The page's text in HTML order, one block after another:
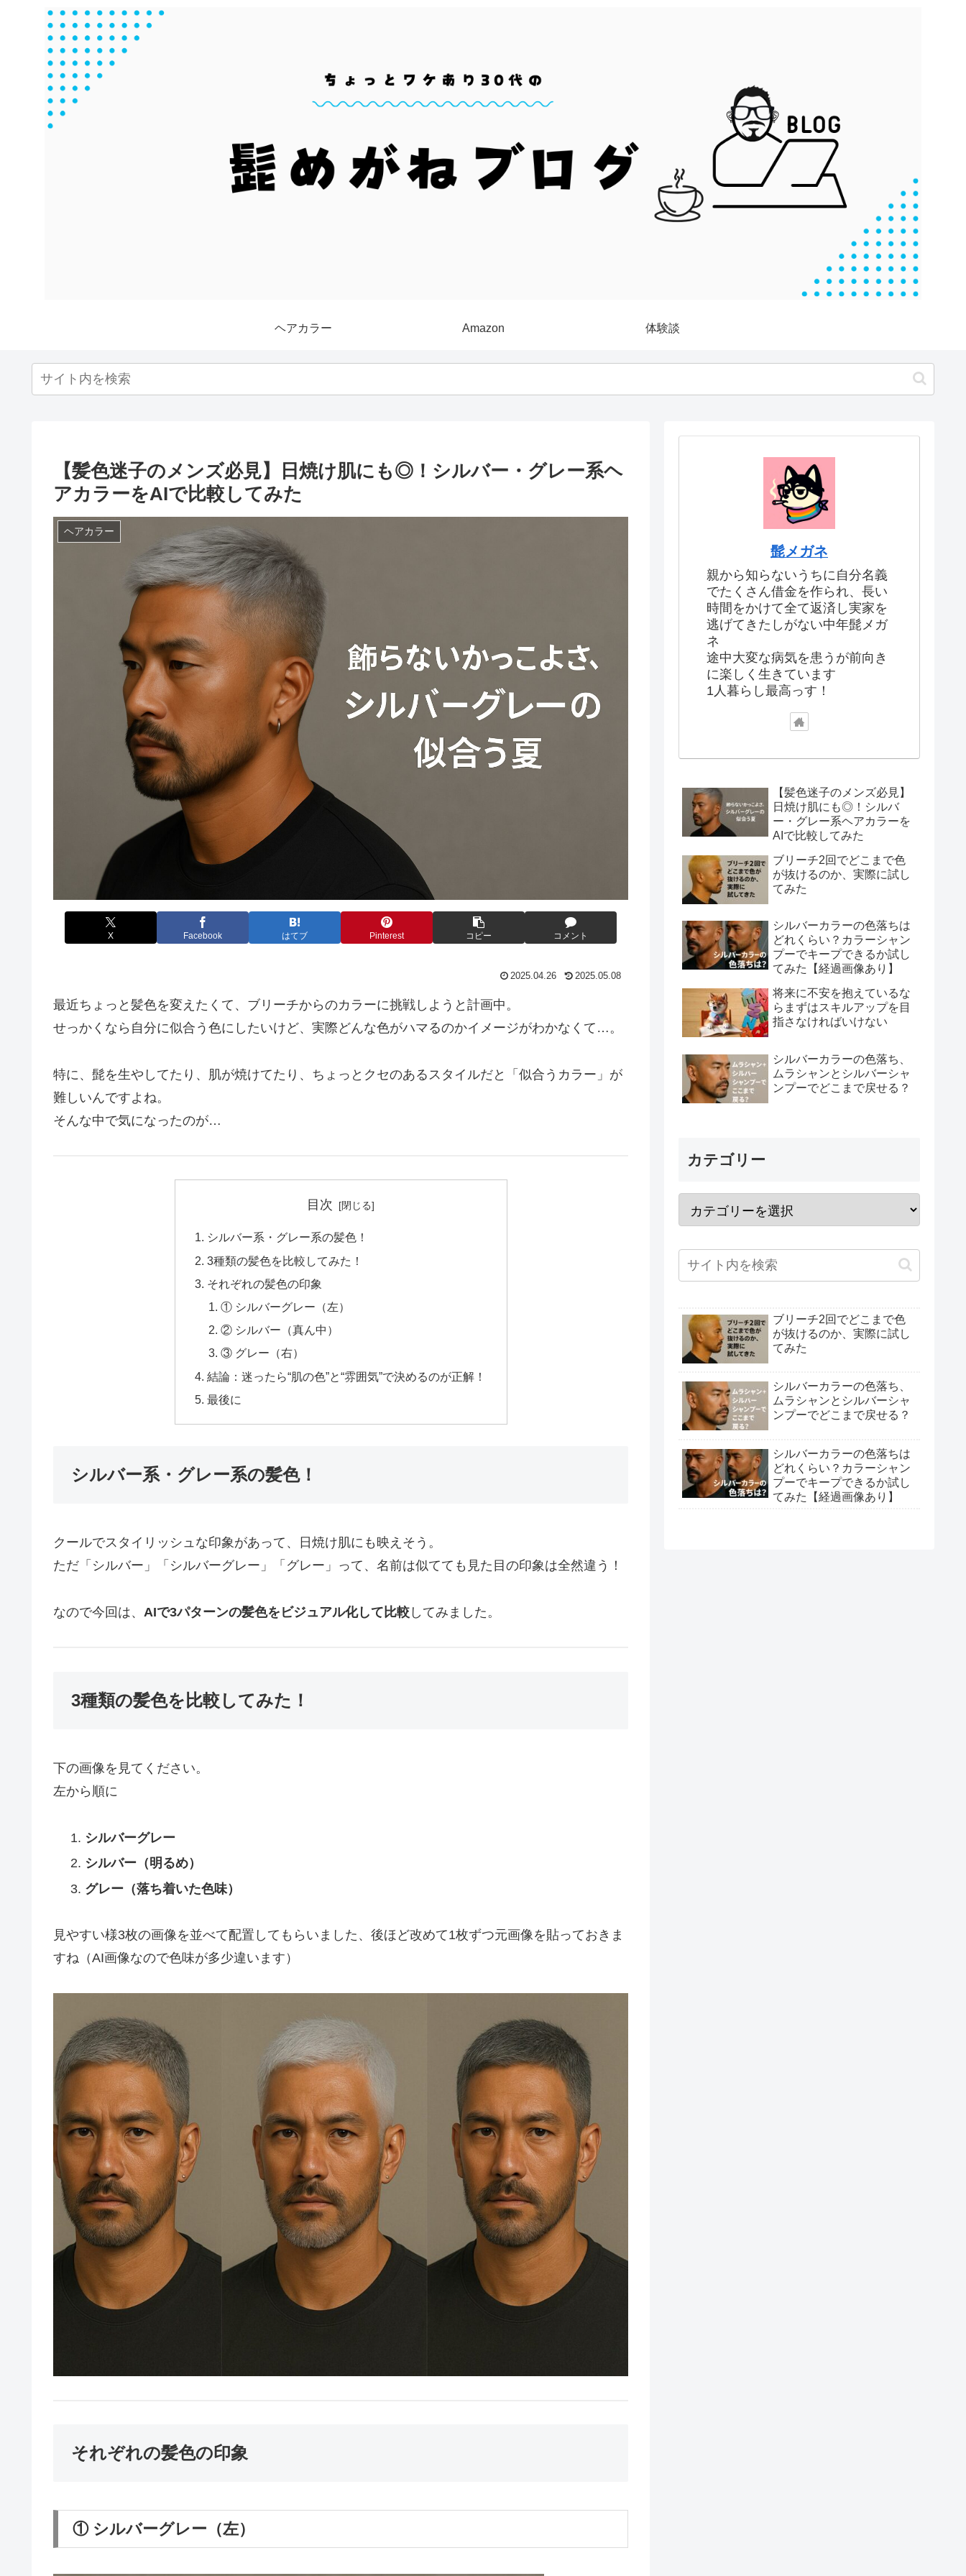
ヘアカラー Amazon 体験談
【髪色迷子のメンズ必見】日焼け肌にも◎！シルバー・グレー系ヘ
アカラーをAIで比較してみた
ヘアカラー
X Facebook はてブ Pinterest コピー コメント
2025.04.26 2025.05.08
最近ちょっと髪色を変えたくて、ブリーチからのカラーに挑戦しようと計画中。
せっかくなら自分に似合う色にしたいけど、実際どんな色がハマるのかイメージがわかなくて…。
特に、髭を生やしてたり、肌が焼けてたり、ちょっとクセのあるスタイルだと「似合うカラー」が
難しいんですよね。
そんな中で気になったのが…
目次
シルバー系・グレー系の髪色！
3種類の髪色を比較してみた！
それぞれの髪色の印象
① シルバーグレー（左）
② シルバー（真ん中）
③ グレー（右）
結論：迷ったら“肌の色”と“雰囲気”で決めるのが正解！
最後に
シルバー系・グレー系の髪色！
クールでスタイリッシュな印象があって、日焼け肌にも映えそう。
ただ「シルバー」「シルバーグレー」「グレー」って、名前は似てても見た目の印象は全然違う！
なので今回は、 AIで3パターンの髪色をビジュアル化して比較 してみました。
3種類の髪色を比較してみた！
下の画像を見てください。
左から順に
シルバーグレー
シルバー（明るめ）
グレー（落ち着いた色味）
見やすい様3枚の画像を並べて配置してもらいました、後ほど改めて1枚ずつ元画像を貼っておきま
すね（AI画像なので色味が多少違います）
それぞれの髪色の印象
① シルバーグレー（左）
髭メガネ
親から知らないうちに自分名義
でたくさん借金を作られ、長い
時間をかけて全て返済し実家を
逃げてきたしがない中年髭メガ
ネ
途中大変な病気を患うが前向き
に楽しく生きています
1人暮らし最高っす！
【髪色迷子のメンズ必見】
日焼け肌にも◎！シルバ
ー・グレー系ヘアカラーを
AIで比較してみた
ブリーチ2回でどこまで色
が抜けるのか、実際に試し
てみた
シルバーカラーの色落ちは
どれくらい？カラーシャン
プーでキープできるか試し
てみた【経過画像あり】
将来に不安を抱えているな
らまずはスキルアップを目
指さなければいけない
シルバーカラーの色落ち、
ムラシャンとシルバーシャ
ンプーでどこまで戻せる？
カテゴリー
ブリーチ2回でどこまで色
が抜けるのか、実際に試し
てみた
シルバーカラーの色落ち、
ムラシャンとシルバーシャ
ンプーでどこまで戻せる？
シルバーカラーの色落ちは
どれくらい？カラーシャン
プーでキープできるか試し
てみた【経過画像あり】